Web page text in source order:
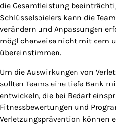
die Gesamtleistung
Schlüsselspielers kann die
verändern und Anpassungen
möglicherweise nicht mit dem
übereinstimmen.
Um die Auswirkungen von
sollten Teams eine tiefe Bank
entwickeln, die bei Bedarf
Fitnessbewertungen und
Verletzungsprävention können